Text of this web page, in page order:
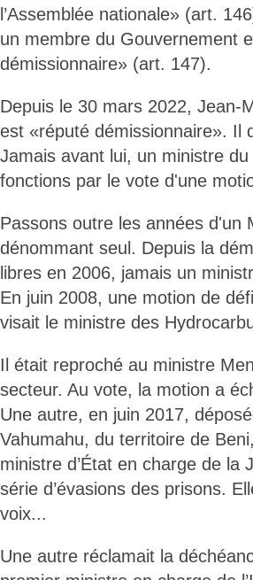
l’Assemblée nationale» (art.
un membre du Gouvernement
démissionnaire» (art. 147).
Depuis le 30 mars 2022, Jean-
est «réputé démissionnaire». Il
Jamais avant lui, un ministre
fonctions par le vote d'une
Passons outre les années d'un
dénommant seul. Depuis la
libres en 2006, jamais un
En juin 2008, une motion de
visait le ministre des
Il était reproché au ministre
secteur. Au vote, la motion a
Une autre, en juin 2017,
Vahumahu, du territoire de
ministre d’État en charge de la
série d’évasions des prisons.
voix...
Une autre réclamait la